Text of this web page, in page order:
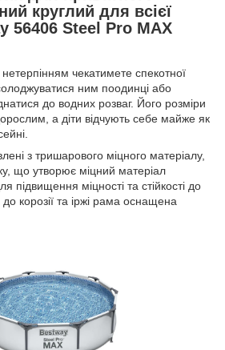
круглий для всієї
56406 Steel Pro MAX
чекатимете спекотної
ним поодинці або
до водних розваг. Його розміри
а діти відчують себе майже як
з тришарового міцного матеріалу,
що утворює міцний матеріал
підвищення міцності та стійкості до
до корозії та іржі рама оснащена